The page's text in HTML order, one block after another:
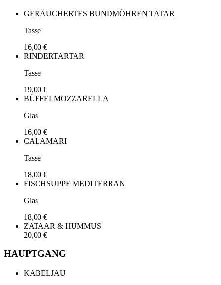
GERÄUCHERTES BUNDMÖHREN TATAR
Tasse
16,00 €
RINDERTARTAR
Tasse
19,00 €
BÜFFELMOZZARELLA
Glas
16,00 €
CALAMARI
Tasse
18,00 €
FISCHSUPPE MEDITERRAN
Glas
18,00 €
ZATAAR & HUMMUS
20,00 €
HAUPTGANG
KABELJAU